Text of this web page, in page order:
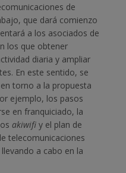
de
que dará comienzo
a los asociados de
los que obtener
diaria y ampliar
En este sentido, se
torno a la propuesta
ejemplo, los pasos
en franquiciado, la
akiwifiy el plan de
telecomunicaciones
a cabo en la